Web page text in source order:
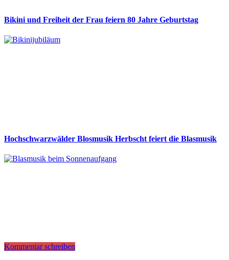
Bikini und Freiheit der Frau feiern 80 Jahre Geburtstag
Hochschwarzwälder Blosmusik Herbscht feiert die Blasmusik
Kommentar schreiben